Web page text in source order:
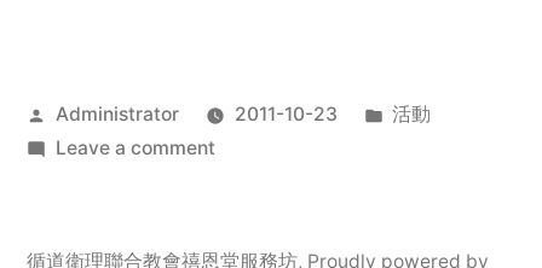
Posted
by
Administrator 2011-10-23
Posted
活動
Leave a commenton
服
循道衛理聯合教會禧恩堂服務坊, Proudly powered by